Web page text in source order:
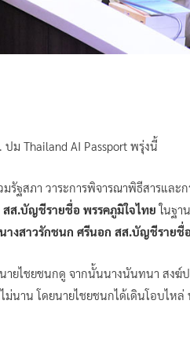
ปม Thailand AI Passport พรุ่งนี้
รัฐสภา วาระการพิจารณาพิธีสารและ
ส.บัญชีรายชื่อ พรรคภูมิใจไทย ในฐา
นางสาวรักชนก ศรีนอก สส.บัญชีรายชื่
ยไชยชนกดู จากนั้นนางนันทนา สงฆ์
ไม่นาน โดยนายไชยชนกได้เดินโอบไ